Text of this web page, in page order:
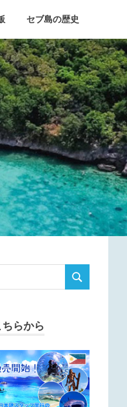
セブ島の歴史
らから